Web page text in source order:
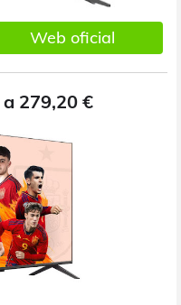
Web oficial
a 279,20 €